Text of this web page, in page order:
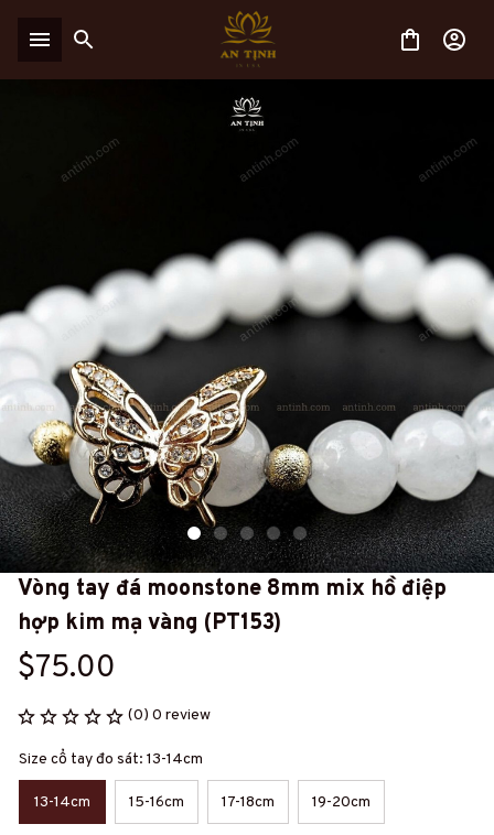
Vòng tay đá moonstone 8mm mix hồ điệp
hợp kim mạ vàng (PT153)
$75.00
(0) 0 review
Size cổ tay đo sát: 13-14cm
13-14cm 15-16cm 17-18cm 19-20cm